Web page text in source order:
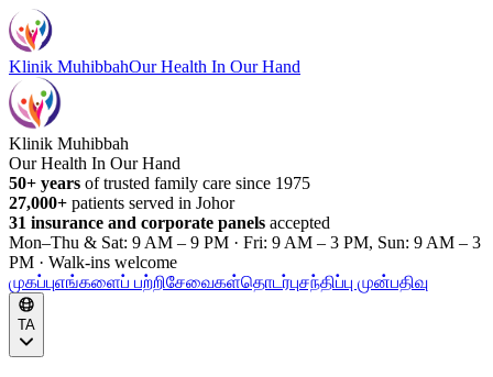
Klinik MuhibbahOur Health In Our Hand
Klinik Muhibbah
Our Health In Our Hand
50+ years of trusted family care since 1975
27,000+ patients served in Johor
31 insurance and corporate panels accepted
Mon–Thu & Sat: 9 AM – 9 PM · Fri: 9 AM – 3 PM, Sun: 9 AM – 3
PM · Walk-ins welcome
முகப்புஎங்களைப் பற்றிசேவைகள்தொடர்புசந்திப்பு முன்பதிவு
TA